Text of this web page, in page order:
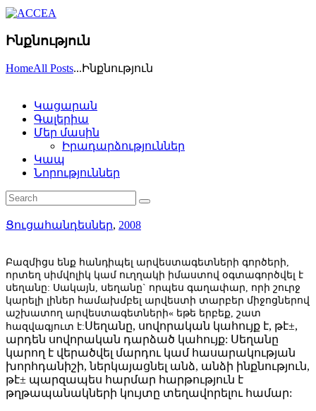
Ինքնություն
HomeAll Posts...Ինքնություն
Կացարան
Գալերիա
Մեր մասին
Իրադարձություններ
Կապ
Նորություններ
Ցուցահանդեսներ, 2008
Բազմիցս ենք հանդիպել արվեստագետների գործերի,
որտեղ սիմվոլիկ կամ ուղղակի իմաստով օգտագործվել է
սեղանը: Սակայն, սեղանը` որպես գաղափար, որի շուրջ
կարելի լիներ համախմբել արվեստի տարբեր միջոցներով
աշխատող արվեստագետների« եթե երբեք, շատ
հազվագյուտ է:Սեղանը, սովորական կահույք է, թէ±,
արդեն սովորական դարձած կահույք: Սեղանը
կարող է վերածվել մարդու կամ հասարակության
խորհդանիշի, ներկայացնել անձ, անձի ինքնություն,
թէ± պարզապես հարմար հարթություն է
թղթապանակների կույտը տեղավորելու համար: